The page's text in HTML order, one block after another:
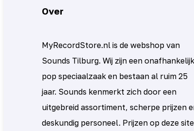
Over
MyRecordStore.nl is de webshop van
Sounds Tilburg. Wij zijn een
pop speciaalzaak en bestaan al ruim 25
jaar. Sounds kenmerkt zich door een
uitgebreid assortiment, scherpe prijzen
deskundig personeel. Prijzen op deze site